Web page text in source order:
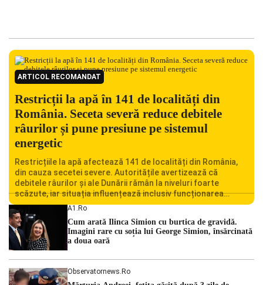
ARTICOL RECOMANDAT
Restricții la apă în 141 de localități din
România. Seceta severă reduce debitele
râurilor și pune presiune pe sistemul
energetic
Restricțiile la apă afectează 141 de localități din România,
din cauza secetei severe. Autoritățile avertizează că
debitele râurilor și ale Dunării rămân la niveluri foarte
scăzute, iar situația influențează inclusiv funcționarea
Centralei Nucleare de la Cernavodă. România se confruntă
cu una dintre cele mai dificile perioade din punct de vedere
hidrologic din ultimii ani. Lipsa […]
A1.ro
Cum arată Ilinca Simion cu burtica de gravidă.
Imagini rare cu soția lui George Simion, însărcinată
a doua oară
Observatornews.ro